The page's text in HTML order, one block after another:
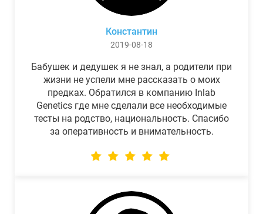
Константин
2019-08-18
Бабушек и дедушек я не знал, а родители при
жизни не успели мне рассказать о моих
предках. Обратился в компанию Inlab
Genetics где мне сделали все необходимые
тесты на родство, национальность. Спасибо
за оперативность и внимательность.